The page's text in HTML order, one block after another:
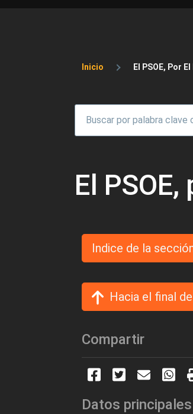
Sobrescribir
Inicio El PSOE, Por
El
Indice de la
Hacia el final
Compartir
Datos principales